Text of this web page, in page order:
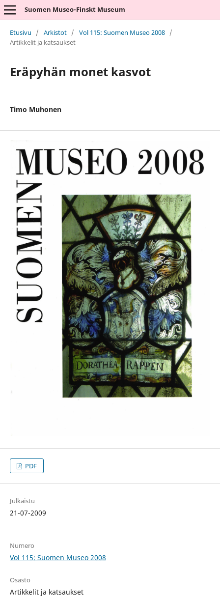
Suomen Museo-Finskt Museum
Etusivu / Arkistot / Vol 115: Suomen Museo 2008 /
Artikkelit ja katsaukset
Eräpyhän monet kasvot
Timo Muhonen
PDF
Julkaistu
21-07-2009
Numero
Vol 115: Suomen Museo 2008
Osasto
Artikkelit ja katsaukset